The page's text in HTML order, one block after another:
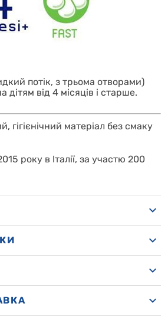
потік, з трьома отворами)
дітям від 4 місяців і старше.
гігієнічний матеріал без смаку
року в Італії, за участю 200